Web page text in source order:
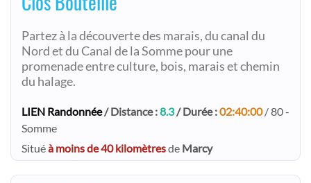
Partez à la découverte des marais, du canal du
Nord et du Canal de la Somme pour une
promenade entre culture, bois, marais et chemin
du halage.
LIEN Randonnée/ Distance :8.3/ Durée :02:40:00/ 80 -
Somme
Situéà moins de 40 kilomètresde Marcy